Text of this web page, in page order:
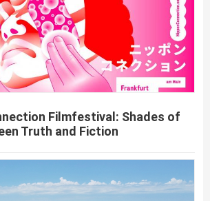
Filmfestival: Shades of
Truth and Fiction